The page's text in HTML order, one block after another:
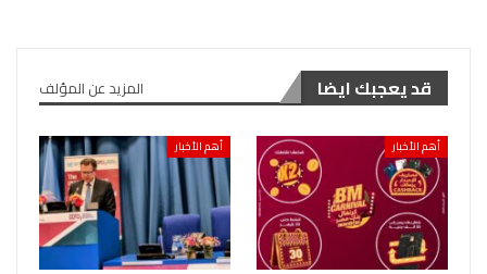
قد يعجبك ايضا المزيد عن المؤلف
أهم الأخبار أهم الأخبار